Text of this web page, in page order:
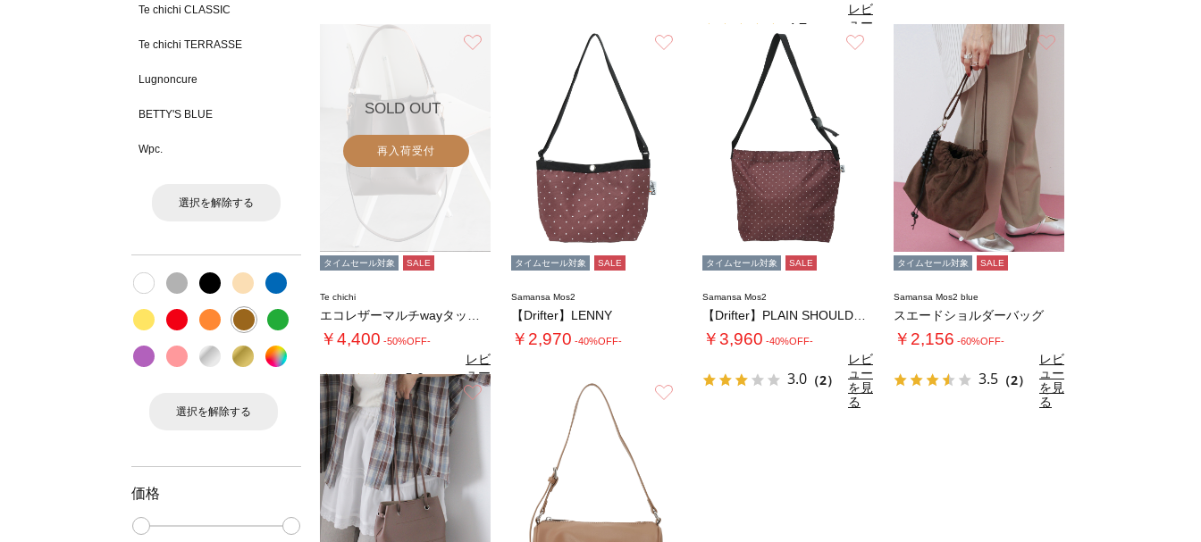
Te chichi CLASSIC
Te chichi TERRASSE
Lugnoncure
BETTY'S BLUE
Wpc.
選択を解除する
選択を解除する
価格
4.7
レビ
ュー
を見
る
SOLD OUT
再入荷受付
タイムセール対象 SALE
Te chichi
￥4,400 -50%OFF-
5.0（1）
レビ
ュー
を見
る
タイムセール対象 SALE
Samansa Mos2
【Drifter】LENNY
￥2,970 -40%OFF-
タイムセール対象 SALE
Samansa Mos2
￥3,960 -40%OFF-
3.0 （2）
レビ
ュー
を見
る
タイムセール対象 SALE
Samansa Mos2 blue
スエードショルダーバッグ
￥2,156 -60%OFF-
3.5 （2）
レビ
ュー
を見
る
お気に入り お気に入り